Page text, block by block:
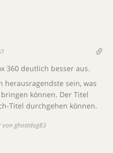
360 deutlich besser aus.
herausragendste sein, was
können. Der Titel
Titel durchgehen können.
ghostdog83